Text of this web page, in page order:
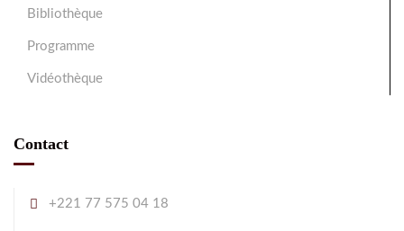
Bibliothèque
Programme
Vidéothèque
Contact
+221 77 575 04 18